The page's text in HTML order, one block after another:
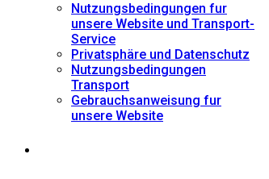
Nutzungsbedingungen fur
unsere Website und Transport-
Service
Privatsphäre und Datenschutz
Nutzungsbedingungen
Transport
Gebrauchsanweisung fur
unsere Website